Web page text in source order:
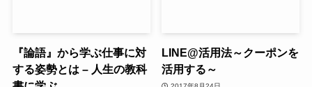
『論語』から学ぶ仕事に対
する姿勢とは – 人生の教科
LINE@活用法～クーポンを
活用する～